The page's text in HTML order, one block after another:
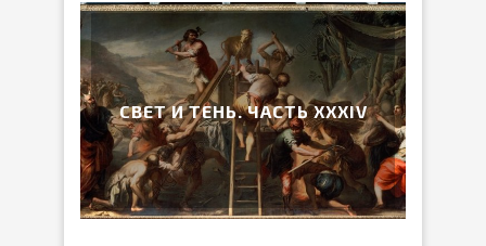
СВЕТ И ТЕНЬ. ЧАСТЬ ХХХIV